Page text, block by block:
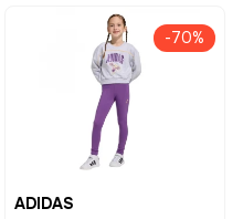
-70%
ADIDAS